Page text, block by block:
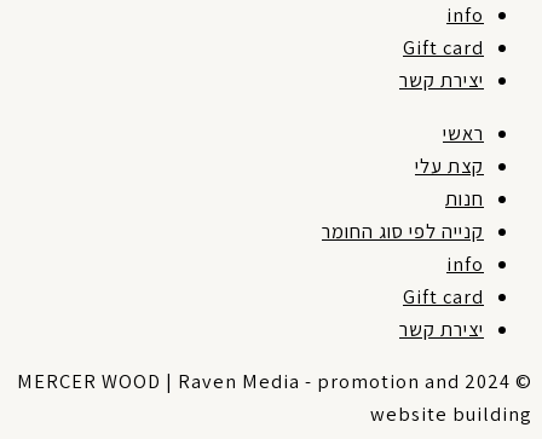
info
Gift card
יצירת קשר
ראשי
קצת עלי
חנות
קנייה לפי סוג החומר
info
Gift card
יצירת קשר
© 2024 MERCER WOOD | Raven Media - promotion and
website